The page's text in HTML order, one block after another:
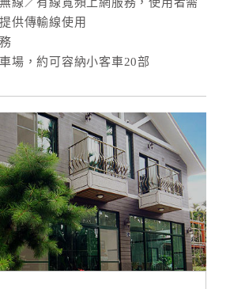
供傳輸線使用
場，約可容納小客車20部